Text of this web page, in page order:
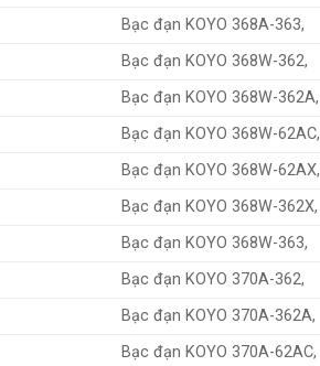
Bạc đạn KOYO 368A-363,
Bạc đạn KOYO 368W-362,
Bạc đạn KOYO 368W-362A,
Bạc đạn KOYO 368W-62AC,
Bạc đạn KOYO 368W-62AX,
Bạc đạn KOYO 368W-362X,
Bạc đạn KOYO 368W-363,
Bạc đạn KOYO 370A-362,
Bạc đạn KOYO 370A-362A,
Bạc đạn KOYO 370A-62AC,